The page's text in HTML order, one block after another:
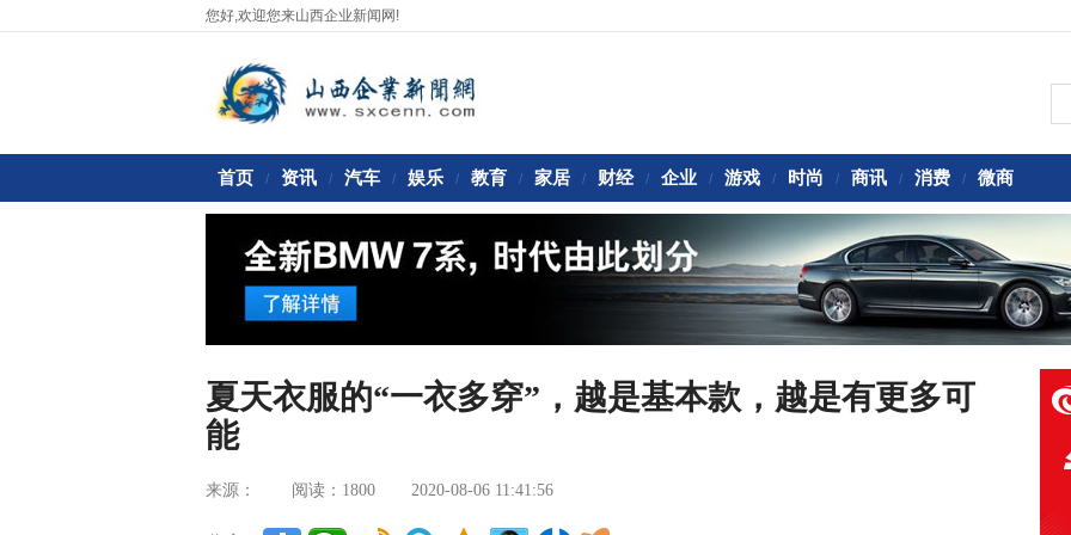
您好,欢迎您来山西企业新闻网!
首页 / 资讯 / 汽车 / 娱乐 / 教育 / 家居 / 财经 / 企业 / 游戏 / 时尚 / 商讯 / 消费 / 微商
夏天衣服的“一衣多穿”，越是基本款，越是有更多可
能
来源： 阅读：1800 2020-08-06 11:41:56